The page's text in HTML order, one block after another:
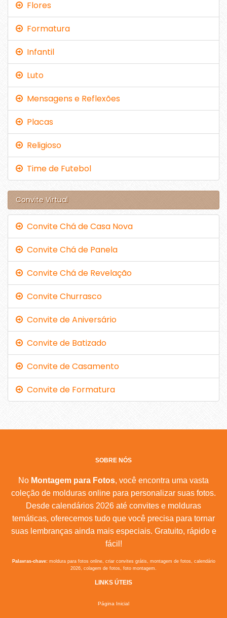
Flores
Formatura
Infantil
Luto
Mensagens e Reflexões
Placas
Religioso
Time de Futebol
Convite Virtual
Convite Chá de Casa Nova
Convite Chá de Panela
Convite Chá de Revelação
Convite Churrasco
Convite de Aniversário
Convite de Batizado
Convite de Casamento
Convite de Formatura
SOBRE NÓS
No Montagem para Fotos, você encontra uma vasta
coleção de molduras online para personalizar suas fotos.
Desde calendários 2026 até convites e molduras
temáticas, oferecemos tudo que você precisa para tornar
suas lembranças ainda mais especiais. Gratuito, rápido e
fácil!
Palavras-chave:moldura para fotos online, criar convites grátis, montagem de fotos, calendário
2026, colagem de fotos, foto montagem.
LINKS ÚTEIS
Página Inicial